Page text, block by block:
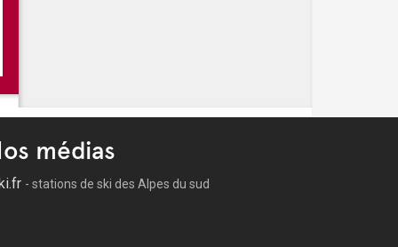
médias
- stations de ski des Alpes du sud